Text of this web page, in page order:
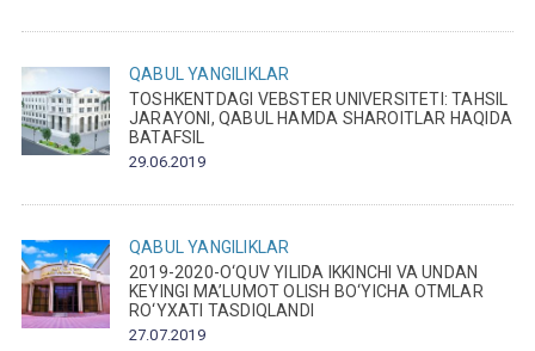
QABUL
YANGILIKLAR
TOSHKENTDAGI VEBSTER UNIVERSITETI: TAHSIL
JARAYONI, QABUL HAMDA SHAROITLAR HAQIDA
BATAFSIL
29.06.2019
QABUL
YANGILIKLAR
2019-2020-O‘QUV YILIDA IKKINCHI VA UNDAN
KEYINGI MA’LUMOT OLISH BO‘YICHA OTMLAR
RO‘YXATI TASDIQLANDI
27.07.2019